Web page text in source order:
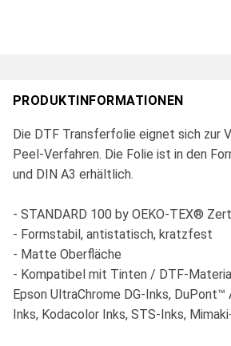
PRODUKTINFORMATIONEN
Die DTF Transferfolie eignet sich zur
Peel-Verfahren. Die Folie ist in den
und DIN A3 erhältlich.
- STANDARD 100 by OEKO-TEX®
- Formstabil, antistatisch, kratzfest
- Matte Oberfläche
- Kompatibel mit Tinten / DTF-
Epson UltraChrome DG-Inks,
Inks, Kodacolor Inks, STS-Inks,